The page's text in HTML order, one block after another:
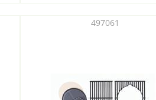
497061